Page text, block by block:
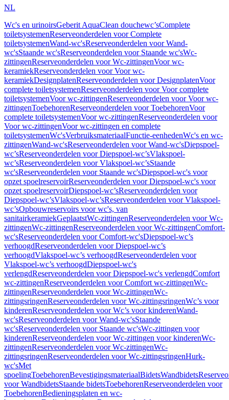
NL
Wc's en urinoirsGeberit AquaClean douchewc’sComplete
toiletsystemenReserveonderdelen voor Complete
toiletsystemenWand-wc'sReserveonderdelen voor Wand-
wc'sStaande wc'sReserveonderdelen voor Staande wc'sWc-
zittingenReserveonderdelen voor Wc-zittingenVoor wc-
keramiekReserveonderdelen voor Voor wc-
keramiekDesignplatenReserveonderdelen voor DesignplatenVoor
complete toiletsystemenReserveonderdelen voor Voor complete
toiletsystemenVoor wc-zittingenReserveonderdelen voor Voor wc-
zittingenToebehorenReserveonderdelen voor ToebehorenVoor
complete toiletsystemenVoor wc-zittingenReserveonderdelen voor
Voor wc-zittingenVoor wc-zittingen en complete
toiletsystemenWc'sVerbruiksmateriaalFunctie-eenhedenWc's en wc-
zittingenWand-wc'sReserveonderdelen voor Wand-wc'sDiepspoel-
wc’sReserveonderdelen voor Diepspoel-wc’sVlakspoel-
wc’sReserveonderdelen voor Vlakspoel-wc’sStaande
wc'sReserveonderdelen voor Staande wc'sDiepspoel-wc's voor
opzet spoelreservoirReserveonderdelen voor Diepspoel-wc's voor
opzet spoelreservoirDiepspoel-wc’sReserveonderdelen voor
Diepspoel-wc’sVlakspoel-wc’sReserveonderdelen voor Vlakspoel-
wc’sOpbouwreservoirs voor wc's, van
sanitairkeramiekGeplaatstWc-zittingenReserveonderdelen voor Wc-
zittingenWc-zittingenReserveonderdelen voor Wc-zittingenComfort-
wc'sReserveonderdelen voor Comfort-wc'sDiepspoel-wc’s
verhoogdReserveonderdelen voor Diepspoel-wc’s
verhoogdVlakspoel-wc’s verhoogdReserveonderdelen voor
Vlakspoel-wc’s verhoogdDiepspoel-wc's
verlengdReserveonderdelen voor Diepspoel-wc's verlengdComfort
wc-zittingenReserveonderdelen voor Comfort wc-zittingenWc-
zittingenReserveonderdelen voor Wc-zittingenWc-
zittingsringenReserveonderdelen voor Wc-zittingsringenWc’s voor
kinderenReserveonderdelen voor Wc’s voor kinderenWand-
wc'sReserveonderdelen voor Wand-wc'sStaande
wc'sReserveonderdelen voor Staande wc'sWc-zittingen voor
kinderenReserveonderdelen voor Wc-zittingen voor kinderenWc-
zittingenReserveonderdelen voor Wc-zittingenWc-
zittingsringenReserveonderdelen voor Wc-zittingsringenHurk-
wc'sMet
spoelingToebehorenBevestigingsmateriaalBidetsWandbidets
voor WandbidetsStaande bidetsToebehorenReserveonderdelen voor
ToebehorenBedieningsplaten en wc-